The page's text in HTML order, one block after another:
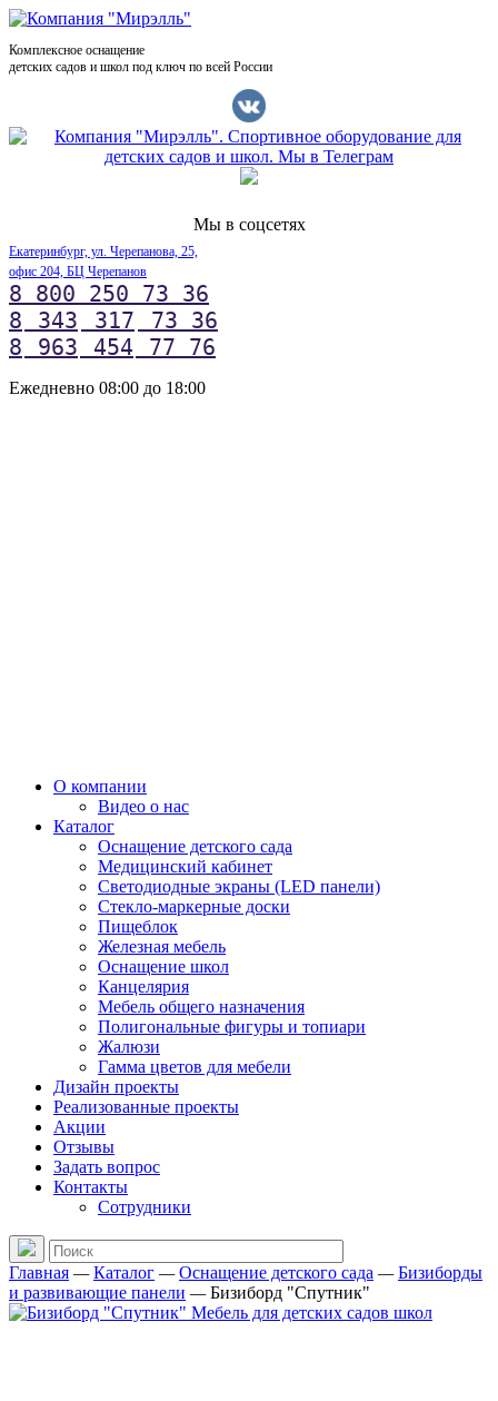
Комплексное оснащение
детских садов и школ под ключ по всей России
Мы в соцсетях
Екатеринбург, ул. Черепанова, 25,
офис 204, БЦ Черепанов
8 800 250 73 36
8
343 317
73 36
8
963 454 77 76
Ежедневно 08:00 до 18:00
О компании
Видео о нас
Каталог
Оснащение детского сада
Медицинский кабинет
Светодиодные экраны (LED панели)
Стекло-маркерные доски
Пищеблок
Железная мебель
Оснащение школ
Канцелярия
Мебель общего назначения
Полигональные фигуры и топиари
Жалюзи
Гамма цветов для мебели
Дизайн проекты
Реализованные проекты
Акции
Отзывы
Задать вопрос
Контакты
Сотрудники
Главная —Каталог —Оснащение детского сада —Бизиборды
и развивающие панели —Бизиборд "Спутник"